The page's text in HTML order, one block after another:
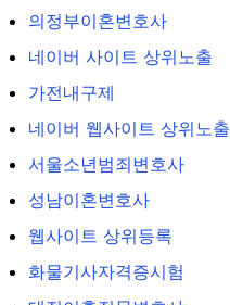
의정부이혼변호사
네이버 사이트 상위노출
가전내구제
네이버 웹사이트 상위노출
서울소년범죄변호사
성남이혼변호사
웹사이트 상위등록
화물기사자격증시험